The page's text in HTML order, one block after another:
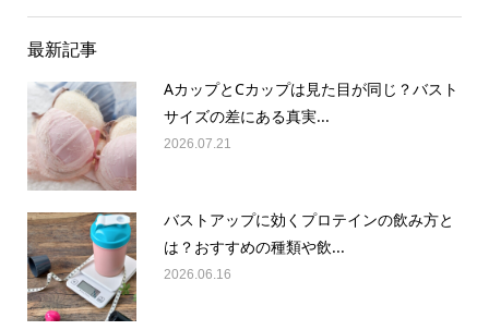
最新記事
AカップとCカップは見た目が同じ？バスト
サイズの差にある真実...
2026.07.21
バストアップに効くプロテインの飲み方と
は？おすすめの種類や飲...
2026.06.16